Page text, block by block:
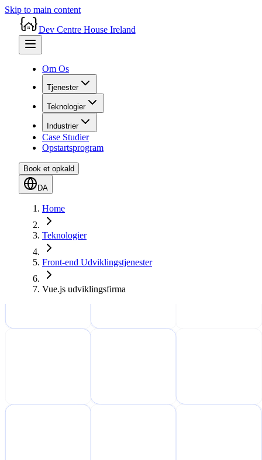
Skip to main content
Dev Centre House Ireland
Om Os
Tjenester
Teknologier
Industrier
Case Studier
Opstartsprogram
Book et opkald
DA
Home
Teknologier
Front-end Udviklingstjenester
Vue.js udviklingsfirma